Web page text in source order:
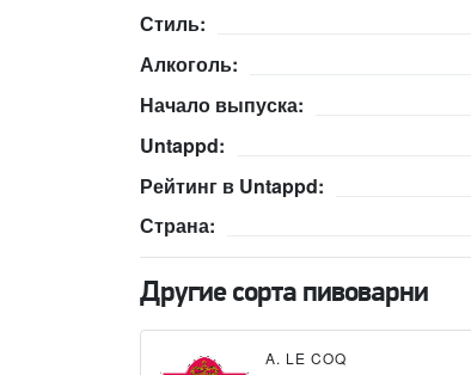
Стиль:
Алкоголь:
Начало выпуска:
Untappd:
Рейтинг в Untappd:
Страна:
Другие сорта пивоварни
A. LE COQ